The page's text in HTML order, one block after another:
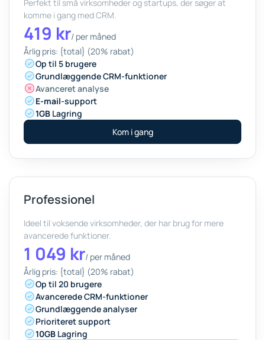
Perfekt til små virksomheder og startups, der søger at
komme i gang med CRM.
419 kr/ per måned
Årlig pris: {total} (20% rabat)
Op til 5 brugere
Grundlæggende CRM-funktioner
Avanceret analyse
E-mail-support
1GB Lagring
Kom i gang
Professionel
Ideel til voksende virksomheder, der har brug for mere
avancerede funktioner.
1 049 kr/ per måned
Årlig pris: {total} (20% rabat)
Op til 20 brugere
Avancerede CRM-funktioner
Grundlæggende analyser
Prioriteret support
10GB Lagring